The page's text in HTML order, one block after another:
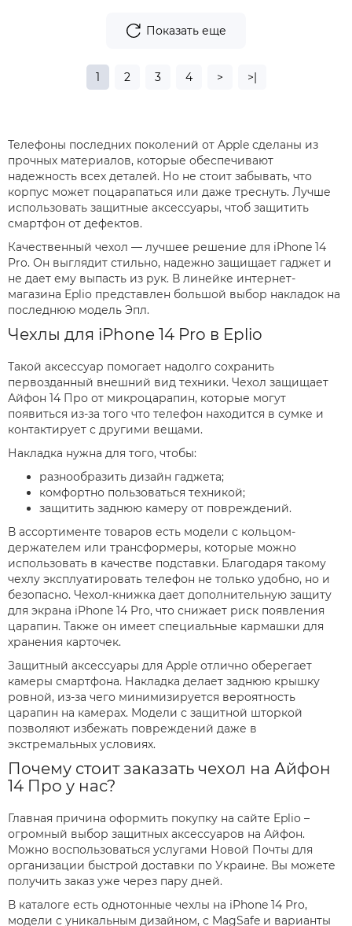
Показать еще
1 2 3 4 > >|
Телефоны последних поколений от Apple сделаны из
прочных материалов, которые обеспечивают
надежность всех деталей. Но не стоит забывать, что
корпус может поцарапаться или даже треснуть. Лучше
использовать защитные аксессуары, чтоб защитить
смартфон от дефектов.
Качественный чехол — лучшее решение для iPhone 14
Pro. Он выглядит стильно, надежно защищает гаджет и
не дает ему выпасть из рук. В линейке интернет-
магазина Eplio представлен большой выбор накладок на
последнюю модель Эпл.
Чехлы для iPhone 14 Pro в Eplio
Такой аксессуар помогает надолго сохранить
первозданный внешний вид техники. Чехол защищает
Айфон 14 Про от микроцарапин, которые могут
появиться из-за того что телефон находится в сумке и
контактирует с другими вещами.
Накладка нужна для того, чтобы:
разнообразить дизайн гаджета;
комфортно пользоваться техникой;
защитить заднюю камеру от повреждений.
В ассортименте товаров есть модели с кольцом-
держателем или трансформеры, которые можно
использовать в качестве подставки. Благодаря такому
чехлу эксплуатировать телефон не только удобно, но и
безопасно. Чехол-книжка дает дополнительную защиту
для экрана iPhone 14 Pro, что снижает риск появления
царапин. Также он имеет специальные кармашки для
хранения карточек.
Защитный аксессуары для Apple отлично оберегает
камеры смартфона. Накладка делает заднюю крышку
ровной, из-за чего минимизируется вероятность
царапин на камерах. Модели с защитной шторкой
позволяют избежать повреждений даже в
экстремальных условиях.
Почему стоит заказать чехол на Айфон
14 Про у нас?
Главная причина оформить покупку на сайте Eplio –
огромный выбор защитных аксессуаров на Айфон.
Можно воспользоваться услугами Новой Почты для
организации быстрой доставки по Украине. Вы можете
получить заказ уже через пару дней.
В каталоге есть однотонные чехлы на iPhone 14 Pro,
модели с уникальным дизайном, с MagSafe и варианты